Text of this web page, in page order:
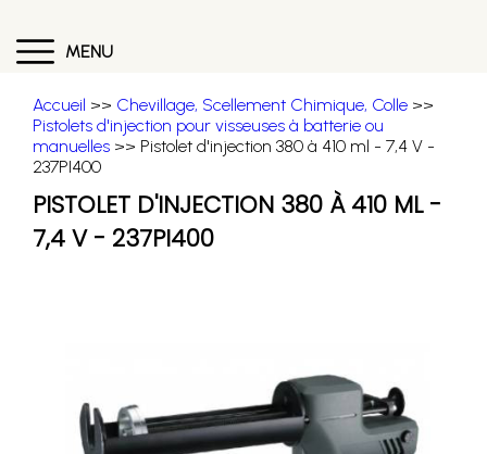
MENU
Accueil >> Chevillage, Scellement Chimique, Colle >>
Pistolets d'injection pour visseuses à batterie ou
manuelles >> Pistolet d'injection 380 à 410 ml - 7,4 V -
237PI400
PISTOLET D'INJECTION 380 À 410 ML -
7,4 V - 237PI400